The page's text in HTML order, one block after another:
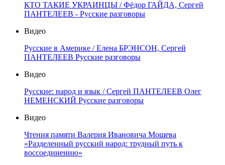
КТО ТАКИЕ УКРАИНЦЫ / Фёдор ГАЙДА, Сергей
ПАНТЕЛЕЕВ - Русские разговоры
Видео
Русские в Америке / Елена БРЭНСОН, Сергей
ПАНТЕЛЕЕВ Русские разговоры
Видео
Русские: народ и язык / Сергей ПАНТЕЛЕЕВ Олег
НЕМЕНСКИЙ Русские разговоры
Видео
Чтения памяти Валерия Ивановича Мошева
«Разделенный русский народ: трудный путь к
воссоединению»